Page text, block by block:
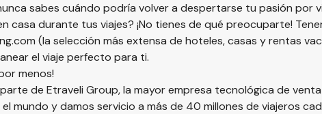
sabes cuándo podría volver a despertarse tu pasión por
casa durante tus viajes? ¡No tienes de qué preocuparte!
(la selección más extensa de hoteles, casas y rentas
el viaje perfecto para ti.
menos!
de Etraveli Group, la mayor empresa tecnológica de
mundo y damos servicio a más de 40 millones de viajeros